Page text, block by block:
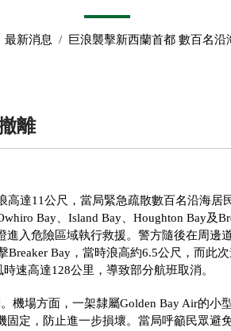
最新消息 / 巨浪襲擊新西蘭首都 數百名沿
離
達11公尺，當局緊急疏散數百名沿海居
Bay、Island Bay、Houghton Bay及
入危險區域執行救援。警方隨後在周邊
Bay，當時浪高約6.5公尺，而此
速高達128公里，導致部分航班取消。
機場方面，一架隸屬Golden Bay Air的小
定，防止進一步損壞。當局呼籲民眾避